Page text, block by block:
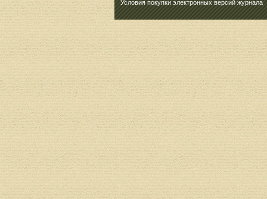
Условия покупки электронных версий журнала